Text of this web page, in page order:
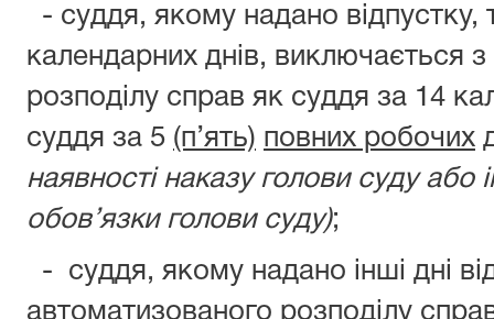
- суддя, якому надано
календарних днів, виключається
розподілу справ як суддя за 14
суддя за 5 (п’ять) повних робочих
наявності наказу голови суду або
обов’язки голови суду);
- суддя, якому надано інші дні
автоматизованого розподілу